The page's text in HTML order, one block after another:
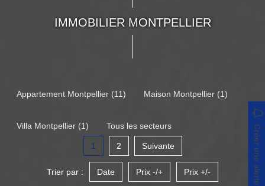
IMMOBILIER MONTPELLIER
Appartement Montpellier (11) Maison Montpellier (1)
Villa Montpellier (1) Tous les secteurs Créer une alerte
1 2 Suivante
Trier par : Date Prix -/+ Prix +/-